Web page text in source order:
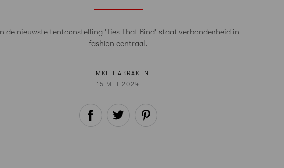
In de nieuwste tentoonstelling 'Ties That Bind' staat verbondenheid in
fashion centraal.
FEMKE HABRAKEN
15 MEI 2024